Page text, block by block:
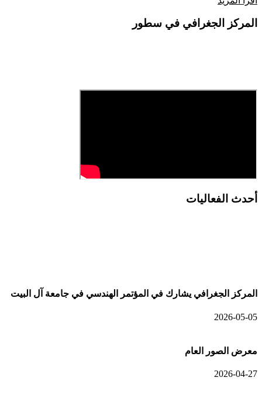
المركز الجغرافي في سطور
أحدث الفعاليات
المركز الجغرافي يشارك في المؤتمر الهندسي في جامعة آل البيت
2026-05-05
معرض الصور العام
2026-04-27